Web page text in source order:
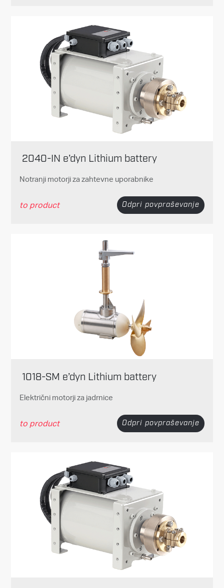
2040-IN e’dyn Lithium battery
Notranji motorji za zahtevne uporabnike
to product Odpri povpraševanje
1018-SM e’dyn Lithium battery
Električni motorji za jadrnice
to product Odpri povpraševanje